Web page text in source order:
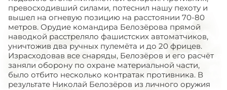
превосходивший силами, потеснил нашу пехоту и
вышел на огневую позицию на расстоянии 70-80
метров. Орудие командира Белозёрова прямой
наводкой расстреляло фашистских автоматчиков,
уничтожив два ручных пулемёта и до 20 фрицев.
Израсходовав все снаряды, Белозёров и его расчёт
заняли оборону по охране материальной части,
было отбито несколько контратак противника. В
результате Николай Белозёров из личного оружия